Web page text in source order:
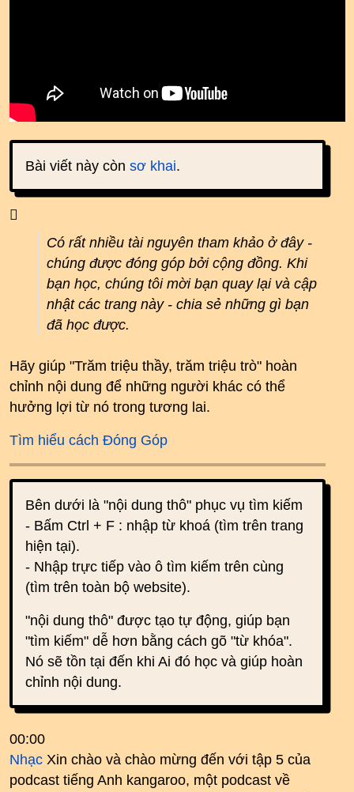
Bài viết này còn sơ khai.
Có rất nhiều tài nguyên tham khảo ở đây -
chúng được đóng góp bởi cộng đồng. Khi
bạn học, chúng tôi mời bạn quay lại và cập
nhật các trang này - chia sẻ những gì bạn
đã học được.
Hãy giúp "Trăm triệu thầy, trăm triệu trò" hoàn
chỉnh nội dung để những người khác có thể
hưởng lợi từ nó trong tương lai.
Tìm hiểu cách Đóng Góp
Bên dưới là "nội dung thô" phục vụ tìm kiếm
- Bấm Ctrl + F : nhập từ khoá (tìm trên trang
hiện tại).
- Nhập trực tiếp vào ô tìm kiếm trên cùng
(tìm trên toàn bộ website).
"nội dung thô" được tạo tự động, giúp bạn
"tìm kiếm" dễ hơn bằng cách gõ "từ khóa".
Nó sẽ tồn tại đến khi Ai đó học và giúp hoàn
chỉnh nội dung.
00:00
Nhạc Xin chào và chào mừng đến với tập 5 của
podcast tiếng Anh kangaroo, một podcast về